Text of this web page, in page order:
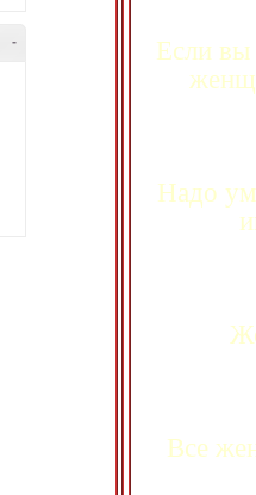
-
Если вы
Надо
Все